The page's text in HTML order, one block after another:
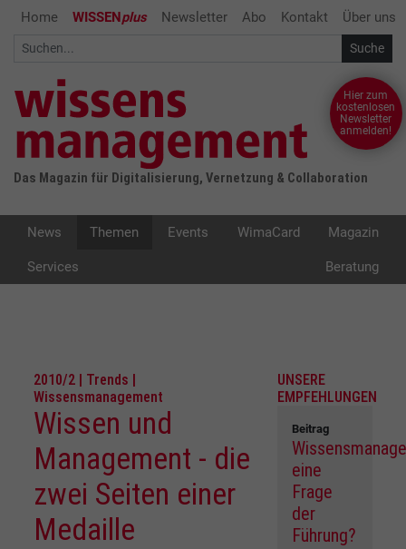
Home WISSENplus Newsletter Abo Kontakt Über uns
Das Magazin für Digitalisierung, Vernetzung & Collaboration
Hier zum
kostenlosen
Newsletter
anmelden!
News Themen Events WimaCard Magazin
Services Beratung
2010/2 | Trends |
Wissensmanagement
Wissen und
Management - die
zwei Seiten einer
Medaille
UNSERE
EMPFEHLUNGEN
Beitrag
eine
Frage
der
Führung?